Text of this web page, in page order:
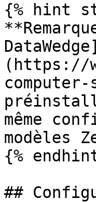
{% hint
DataWedge]
(https://
même
modèles
{%
##